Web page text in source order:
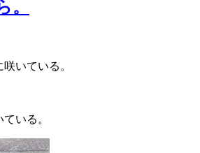
。
いている。
いる。